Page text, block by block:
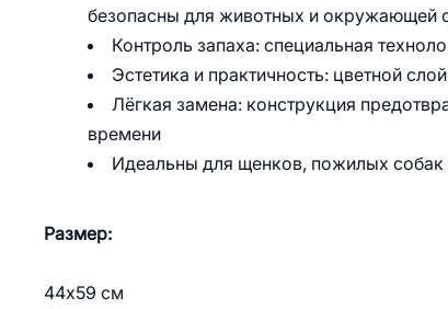
безопасны для животных и окружающей
Контроль запаха: специальная
Эстетика и практичность: цветной
Лёгкая замена: конструкция
времени
Идеальны для щенков, пожилых собак
Размер:
44х59 см